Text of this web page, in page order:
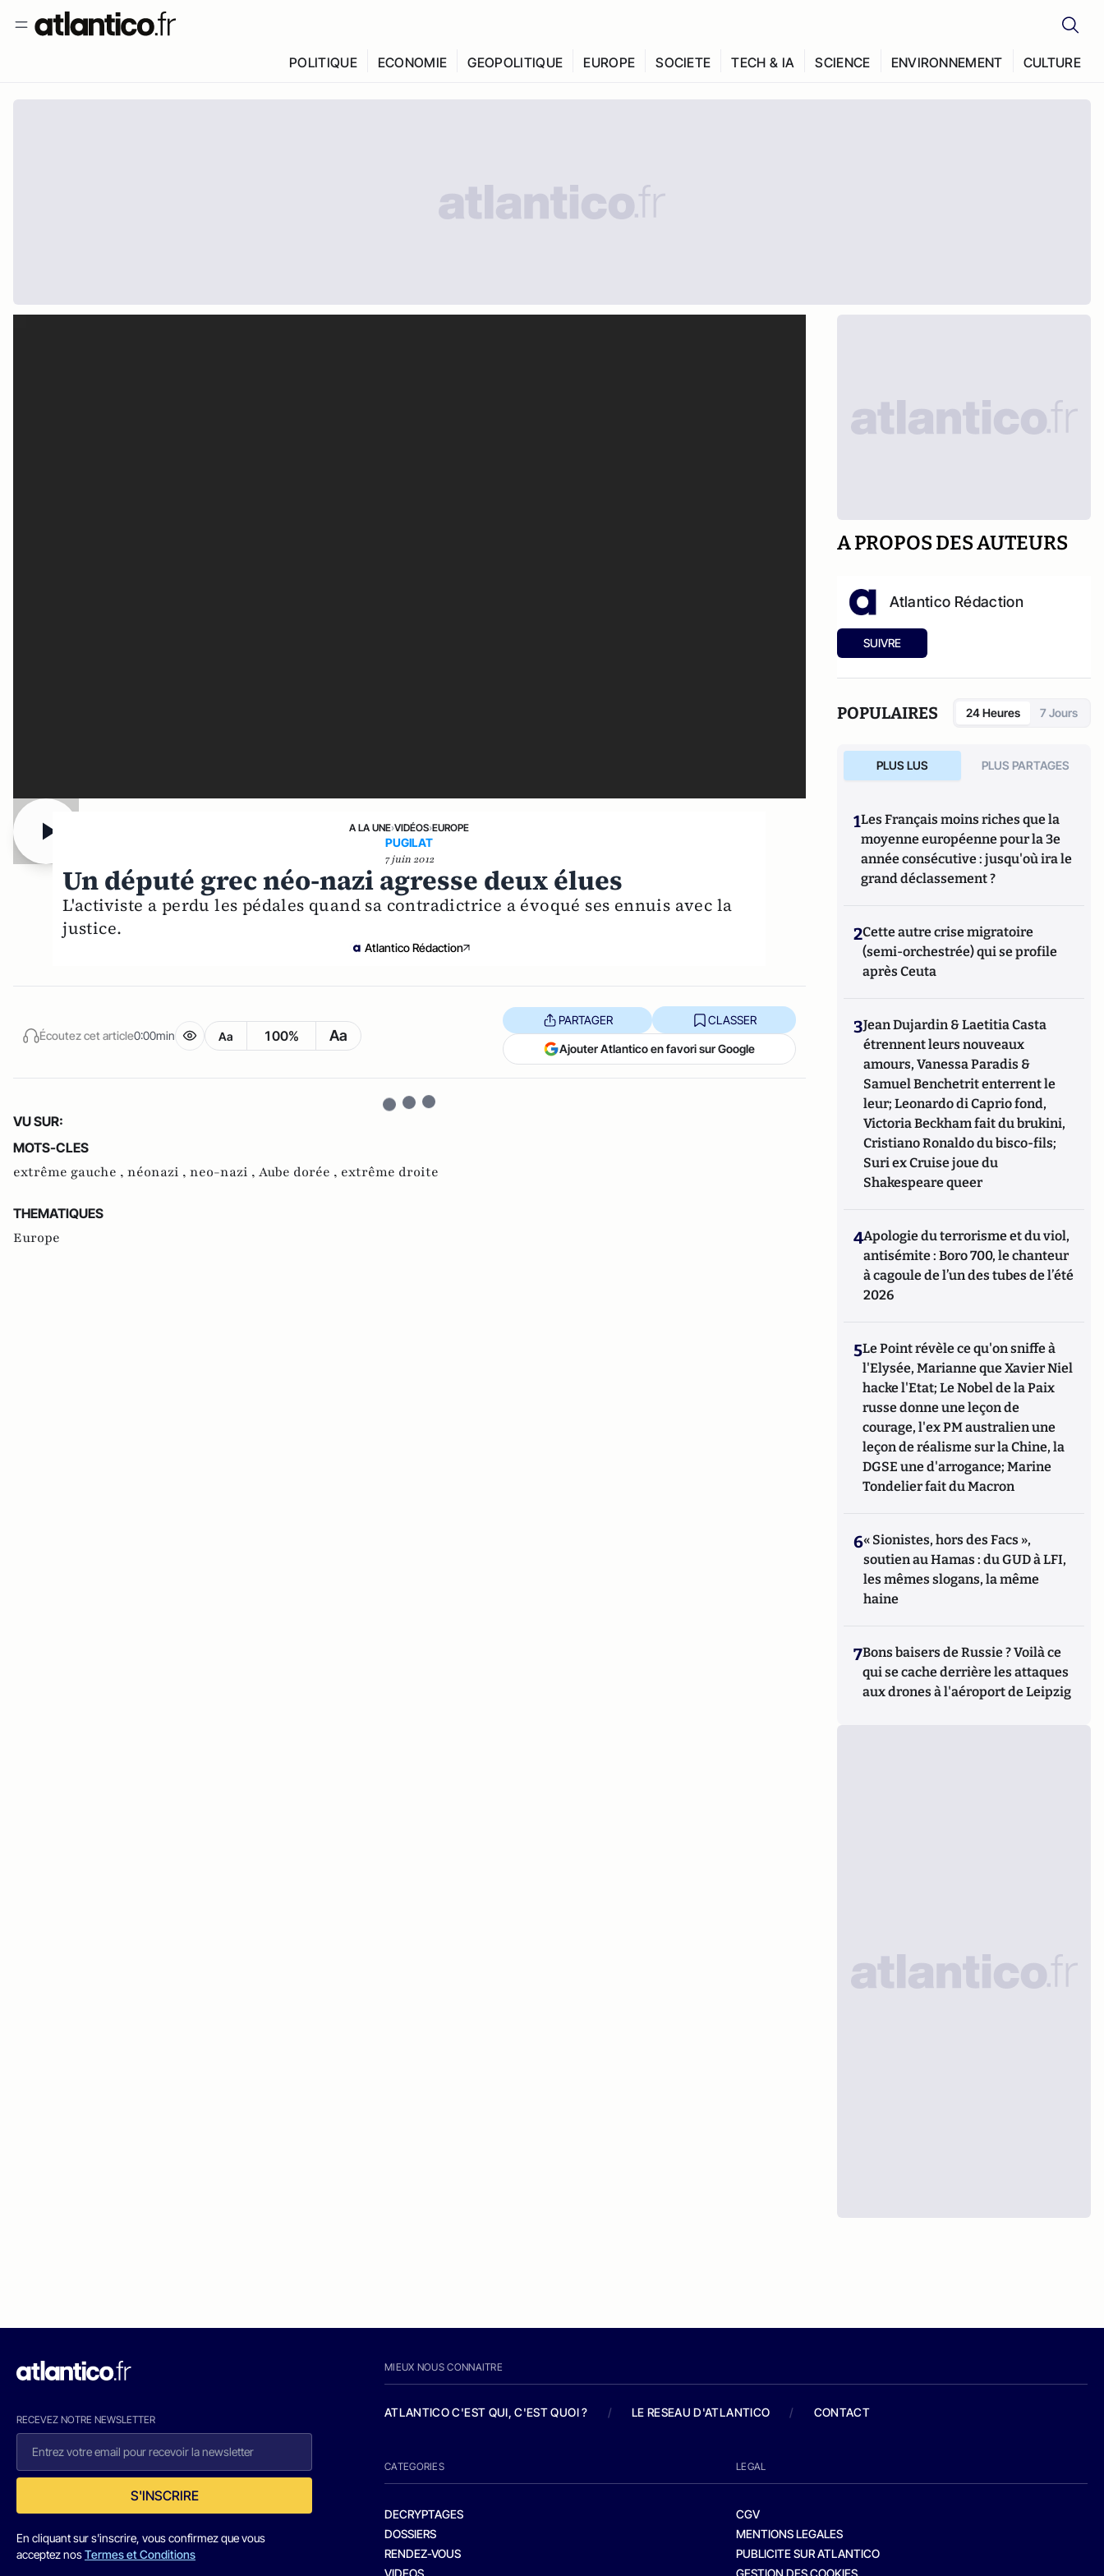
POLITIQUE ECONOMIE GEOPOLITIQUE EUROPE SOCIETE TECH & IA SCIENCE ENVIRONNEMENT CULTURE
A LA UNE›VIDÉOS›EUROPE
PUGILAT
7 juin 2012
Un député grec néo-nazi agresse deux élues
L'activiste a perdu les pédales quand sa contradictrice a évoqué ses ennuis avec la
justice.
Atlantico Rédaction
Écoutez cet article0:00min Aa 100% Aa
PARTAGER CLASSER
Ajouter Atlantico en favori sur Google
VU SUR:
MOTS-CLES
extrême gauche , néonazi , neo-nazi , Aube dorée , extrême droite
THEMATIQUES
Europe
A PROPOS DES AUTEURS
Atlantico Rédaction
SUIVRE
POPULAIRES 24 Heures 7 Jours
PLUS LUS PLUS PARTAGES
1Les Français moins riches que la
moyenne européenne pour la 3e
année consécutive : jusqu'où ira le
grand déclassement ?
2Cette autre crise migratoire
(semi-orchestrée) qui se profile
après Ceuta
3Jean Dujardin & Laetitia Casta
étrennent leurs nouveaux
amours, Vanessa Paradis &
Samuel Benchetrit enterrent le
leur; Leonardo di Caprio fond,
Victoria Beckham fait du brukini,
Cristiano Ronaldo du bisco-fils;
Suri ex Cruise joue du
Shakespeare queer
4Apologie du terrorisme et du viol,
antisémite : Boro 700, le chanteur
à cagoule de l’un des tubes de l’été
2026
5Le Point révèle ce qu'on sniffe à
l'Elysée, Marianne que Xavier Niel
hacke l'Etat; Le Nobel de la Paix
russe donne une leçon de
courage, l'ex PM australien une
leçon de réalisme sur la Chine, la
DGSE une d'arrogance; Marine
Tondelier fait du Macron
6« Sionistes, hors des Facs »,
soutien au Hamas : du GUD à LFI,
les mêmes slogans, la même
haine
7Bons baisers de Russie ? Voilà ce
qui se cache derrière les attaques
aux drones à l'aéroport de Leipzig
RECEVEZ NOTRE NEWSLETTER
S'INSCRIRE
En cliquant sur s'inscrire, vous confirmez que vous
acceptez nosTermes et Conditions
MIEUX NOUS CONNAITRE
ATLANTICO C'EST QUI, C'EST QUOI ? / LE RESEAU D'ATLANTICO / CONTACT
CATEGORIES
DECRYPTAGES
DOSSIERS
RENDEZ-VOUS
VIDEOS
LEGAL
CGV
MENTIONS LEGALES
PUBLICITE SUR ATLANTICO
GESTION DES COOKIES